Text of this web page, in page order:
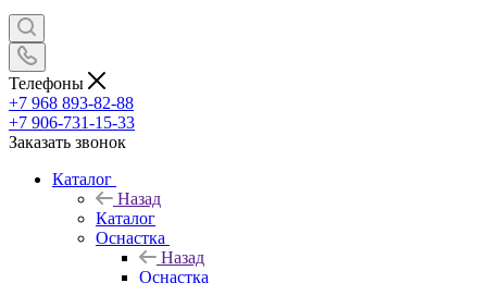
Телефоны
+7 968 893-82-88
+7 906-731-15-33
Заказать звонок
Каталог
Назад
Каталог
Оснастка
Назад
Оснастка